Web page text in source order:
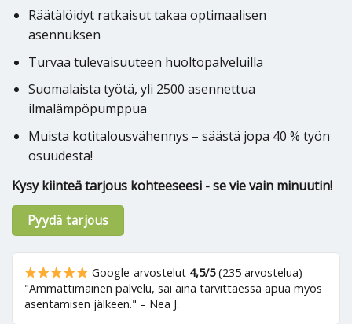
Räätälöidyt ratkaisut takaa optimaalisen
asennuksen
Turvaa tulevaisuuteen huoltopalveluilla
Suomalaista työtä, yli 2500 asennettua
ilmalämpöpumppua
Muista kotitalousvähennys – säästä jopa 40 % työn
osuudesta!
Kysy kiinteä tarjous kohteeseesi - se vie vain minuutin!
Google-arvostelut 4,5/5(235 arvostelua)
"Ammattimainen palvelu, sai aina tarvittaessa apua myös
asentamisen jälkeen." – Nea J.
Pyydä tarjous